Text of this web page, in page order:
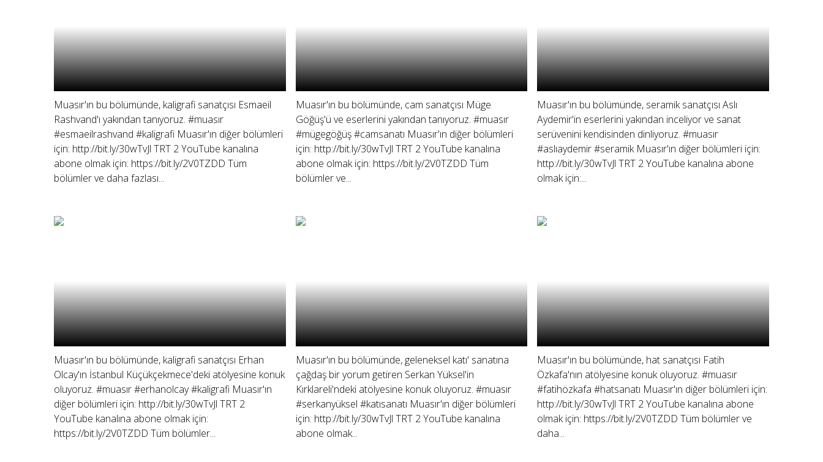
Muasır'ın bu bölümünde, kaligrafi sanatçısı Esmaeil
Rashvand'ı yakından tanıyoruz. #muasır
#esmaeilrashvand #kaligrafi Muasır'ın diğer bölümleri
için: http://bit.ly/30wTvJl TRT 2 YouTube kanalına
abone olmak için: https://bit.ly/2V0TZDD Tüm
bölümler ve daha fazlası...
Muasır'ın bu bölümünde, cam sanatçısı Müge
Göğüş'ü ve eserlerini yakından tanıyoruz. #muasır
#mügegöğüş #camsanatı Muasır'ın diğer bölümleri
için: http://bit.ly/30wTvJl TRT 2 YouTube kanalına
abone olmak için: https://bit.ly/2V0TZDD Tüm
bölümler ve...
Muasır'ın bu bölümünde, seramik sanatçısı Aslı
Aydemir'in eserlerini yakından inceliyor ve sanat
serüvenini kendisinden dinliyoruz. #muasır
#aslıaydemir #seramik Muasır'ın diğer bölümleri için:
http://bit.ly/30wTvJl TRT 2 YouTube kanalına abone
olmak için:...
Muasır'ın bu bölümünde, kaligrafi sanatçısı Erhan
Olcay'ın İstanbul Küçükçekmece'deki atölyesine konuk
oluyoruz. #muasır #erhanolcay #kaligrafi Muasır'ın
diğer bölümleri için: http://bit.ly/30wTvJl TRT 2
YouTube kanalına abone olmak için:
https://bit.ly/2V0TZDD Tüm bölümler...
Muasır'ın bu bölümünde, geleneksel katı' sanatına
çağdaş bir yorum getiren Serkan Yüksel'in
Kırklareli'ndeki atölyesine konuk oluyoruz. #muasır
#serkanyüksel #katısanatı Muasır'ın diğer bölümleri
için: http://bit.ly/30wTvJl TRT 2 YouTube kanalına
abone olmak...
Muasır'ın bu bölümünde, hat sanatçısı Fatih
Özkafa'nın atölyesine konuk oluyoruz. #muasır
#fatihözkafa #hatsanatı Muasır'ın diğer bölümleri için:
http://bit.ly/30wTvJl TRT 2 YouTube kanalına abone
olmak için: https://bit.ly/2V0TZDD Tüm bölümler ve
daha...